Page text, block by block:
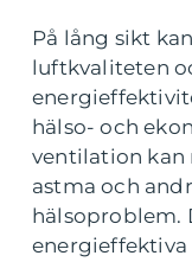
På lång sikt
luftkvaliteten
hälso- och
ventilation kan
astma och
hälsoproblem.